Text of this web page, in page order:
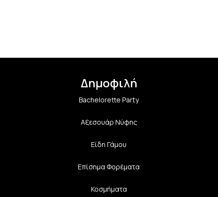
Δημοφιλή
Bachelorette Party
Αξεσουάρ Νύφης
Είδη Γάμου
Επίσημα Φορέματα
Κοσμήματα